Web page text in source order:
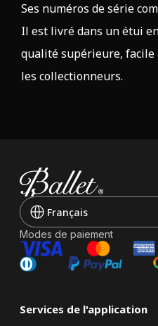
Ses numéros de série
Il est livré dans un étui
qualité supérieure,
les collectionneurs.
Français
Modes de paiement
Services de l'application